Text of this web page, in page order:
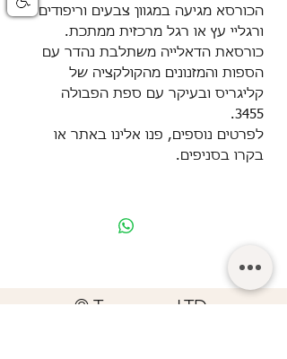
הכורסא מגיעה במגוון צבעים וריפודים
ורגליי עץ או רגל מרכזית ממתכת.
כורסאת הדאלייה משתלבת נהדר עם
הספות והמזנונים מהקולקציה של
קליגריס ובעיקר עם ספת הפבולה
3455.
לפרטים נוספים, פנו אלינו באתר או
בקרו בסניפים.
© Turgeman LTD.